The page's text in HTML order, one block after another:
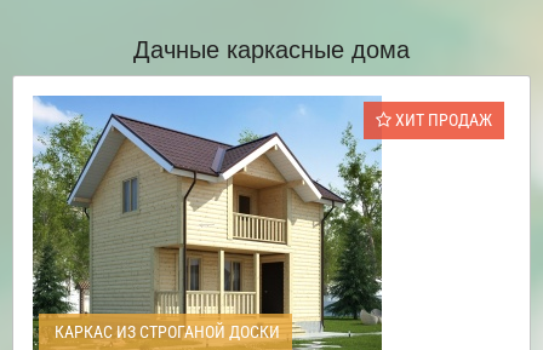
Дачные каркасные дома
ХИТ ПРОДАЖ
КАРКАС ИЗ СТРОГАНОЙ ДОСКИ